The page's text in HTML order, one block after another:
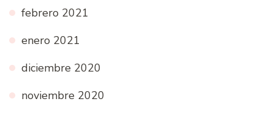
febrero 2021
enero 2021
diciembre 2020
noviembre 2020